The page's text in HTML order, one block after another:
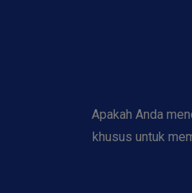
Apakah Anda
khusus untuk